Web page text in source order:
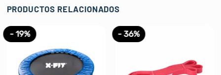
PRODUCTOS RELACIONADOS
- 19% - 36%